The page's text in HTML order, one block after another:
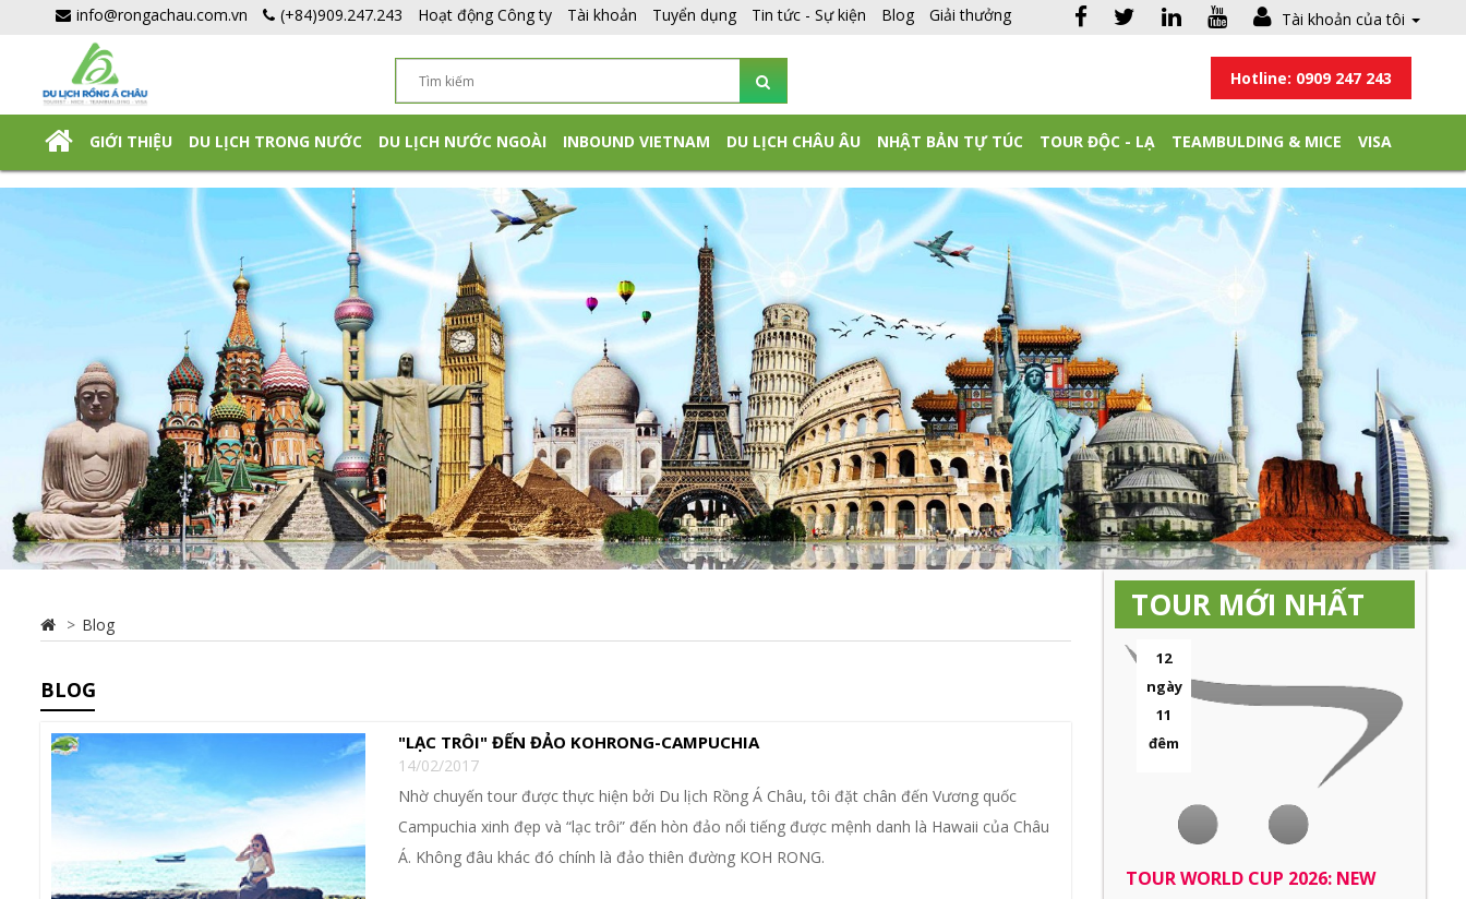
info@rongachau.com.vn (+84)909.247.243 Hoạt động Công ty Tài khoản Tuyển dụng Tin tức - Sự kiện Blog Giải thưởng Tài khoản của tôi
Hotline: 0909 247 243
GIỚI THIỆU DU LỊCH TRONG NƯỚC DU LỊCH NƯỚC NGOÀI INBOUND VIETNAM DU LỊCH CHÂU ÂU NHẬT BẢN TỰ TÚC TOUR ĐỘC - LẠ TEAMBULDING & MICE VISA
DU LỊCH NHẬT BẢN TỰ TÚC
Blog
BLOG
"LẠC TRÔI" ĐẾN ĐẢO KOHRONG-CAMPUCHIA
14/02/2017
Nhờ chuyến tour được thực hiện bởi Du lịch Rồng Á Châu, tôi đặt chân đến Vương quốc
Campuchia xinh đẹp và “lạc trôi” đến hòn đảo nổi tiếng được mệnh danh là Hawaii của Châu
Á. Không đâu khác đó chính là đảo thiên đường KOH RONG.
TOUR MỚI NHẤT
12
ngày
11
đêm
TOUR WORLD CUP 2026: NEW